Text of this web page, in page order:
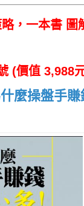
， 一本書 圖
(價值 3,988
什麼操盤手